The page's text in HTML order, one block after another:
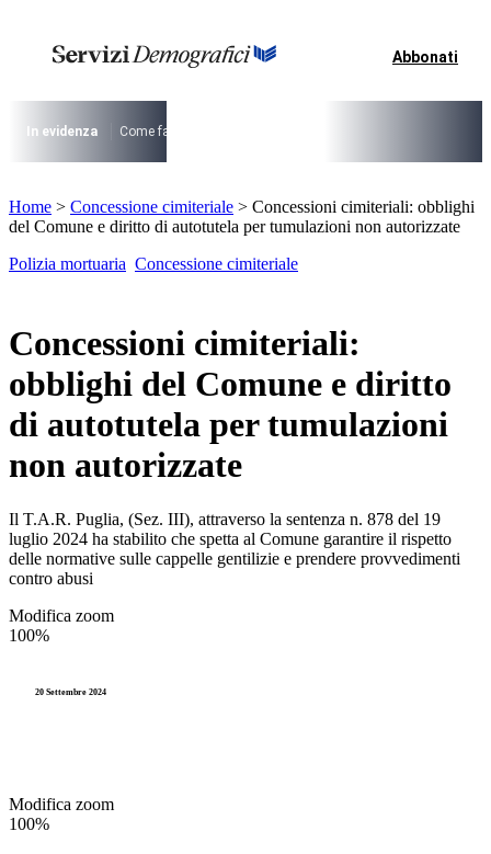
contenuto
I più cercati
Lorem ipsum dolor sit amet consectetur
Lorem ipsum dolor sit amet consectetur
Abbonati
In evidenza Come fare per …
I più cercati
Lorem ipsum dolor sit amet consectetur
Home > Concessione cimiteriale > Concessioni cimiteriali: obblighi
del Comune e diritto di autotutela per tumulazioni non autorizzate
Polizia mortuaria Concessione cimiteriale
Concessioni cimiteriali:
obblighi del Comune e diritto
di autotutela per tumulazioni
non autorizzate
Il T.A.R. Puglia, (Sez. III), attraverso la sentenza n. 878 del 19
luglio 2024 ha stabilito che spetta al Comune garantire il rispetto
delle normative sulle cappelle gentilizie e prendere provvedimenti
contro abusi
Modifica zoom
100%
20 Settembre 2024
Modifica zoom
100%